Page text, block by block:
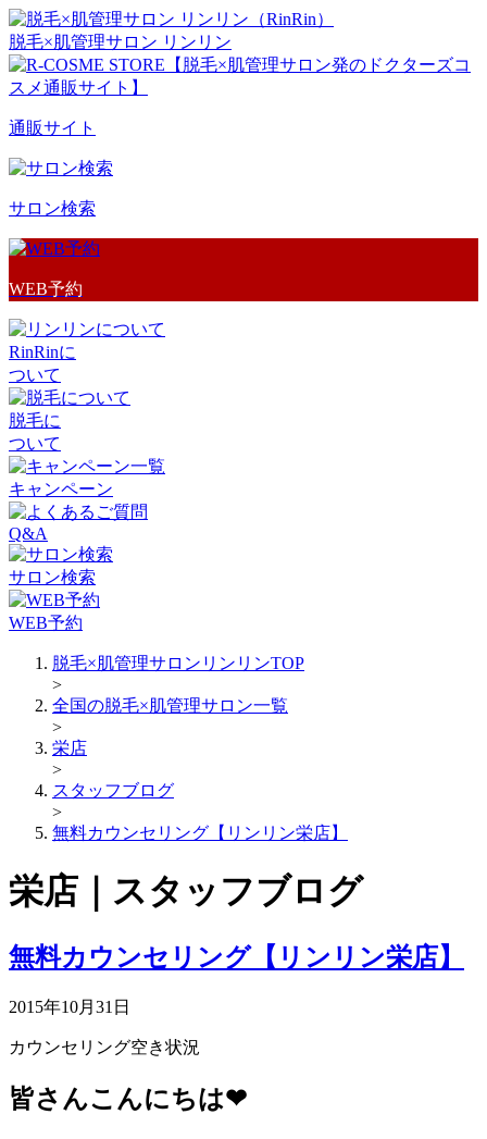
脱毛×肌管理サロン リンリン
通販サイト
サロン検索
WEB予約
RinRinに
ついて
脱毛に
ついて
キャンペーン
Q&A
サロン検索
WEB予約
脱毛×肌管理サロンリンリンTOP
>
全国の脱毛×肌管理サロン一覧
>
栄店
>
スタッフブログ
>
無料カウンセリング【リンリン栄店】
栄店｜スタッフブログ
無料カウンセリング【リンリン栄店】
2015年10月31日
カウンセリング空き状況
皆さんこんにちは❤